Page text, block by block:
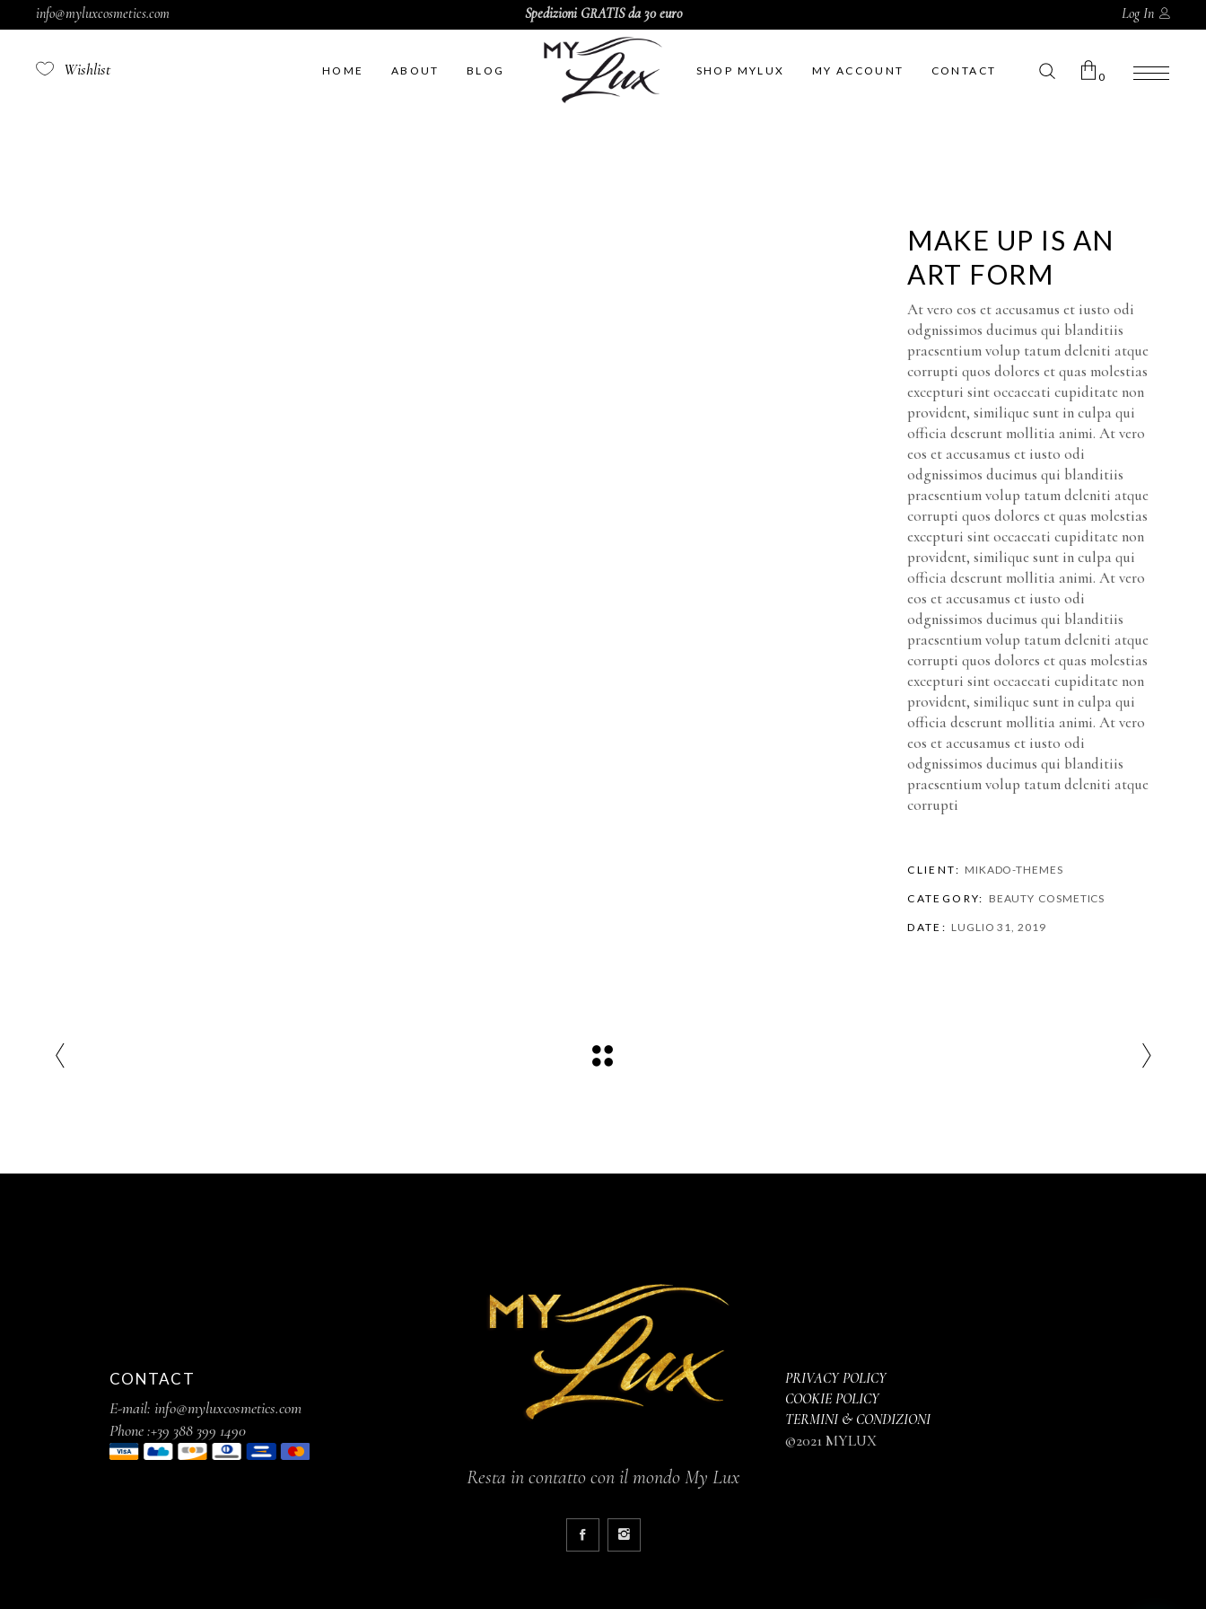
info@myluxcosmetics.com Spedizioni GRATIS da 30 euro Log In
Wishlist HOME ABOUT BLOG SHOP MYLUX MY ACCOUNT CONTACT 0
MAKE UP IS AN
ART FORM
At vero eos et accusamus et iusto odi
odgnissimos ducimus qui blanditiis
praesentium volup tatum deleniti atque
corrupti quos dolores et quas molestias
excepturi sint occaecati cupiditate non
provident, similique sunt in culpa qui
officia deserunt mollitia animi. At vero
eos et accusamus et iusto odi
odgnissimos ducimus qui blanditiis
praesentium volup tatum deleniti atque
corrupti quos dolores et quas molestias
excepturi sint occaecati cupiditate non
provident, similique sunt in culpa qui
officia deserunt mollitia animi. At vero
eos et accusamus et iusto odi
odgnissimos ducimus qui blanditiis
praesentium volup tatum deleniti atque
corrupti quos dolores et quas molestias
excepturi sint occaecati cupiditate non
provident, similique sunt in culpa qui
officia deserunt mollitia animi. At vero
eos et accusamus et iusto odi
odgnissimos ducimus qui blanditiis
praesentium volup tatum deleniti atque
corrupti
CLIENT: MIKADO-THEMES
CATEGORY: BEAUTY COSMETICS
DATE: LUGLIO 31, 2019
CONTACT
E-mail: info@myluxcosmetics.com
Phone :+39 388 399 1490
Resta in contatto con il mondo My Lux
PRIVACY POLICY
COOKIE POLICY
TERMINI & CONDIZIONI
©2021 MYLUX